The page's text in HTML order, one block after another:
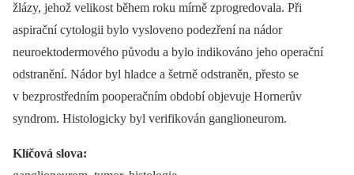
žlázy, jehož velikost během roku mírně zprogredovala. Při
aspirační cytologii bylo vysloveno podezření na nádor
neuroektodermového původu a bylo indikováno jeho operační
odstranění. Nádor byl hladce a šetrně odstraněn, přesto se
v bezprostředním pooperačním období objevuje Hornerův
syndrom. Histologicky byl verifikován ganglioneurom.
Klíčová slova: